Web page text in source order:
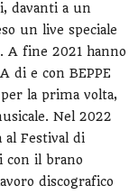
davanti a un
un live speciale
A fine 2021 hanno
di e con BEPPE
la prima volta,
Nel 2022
al Festival di
con il brano
discografico